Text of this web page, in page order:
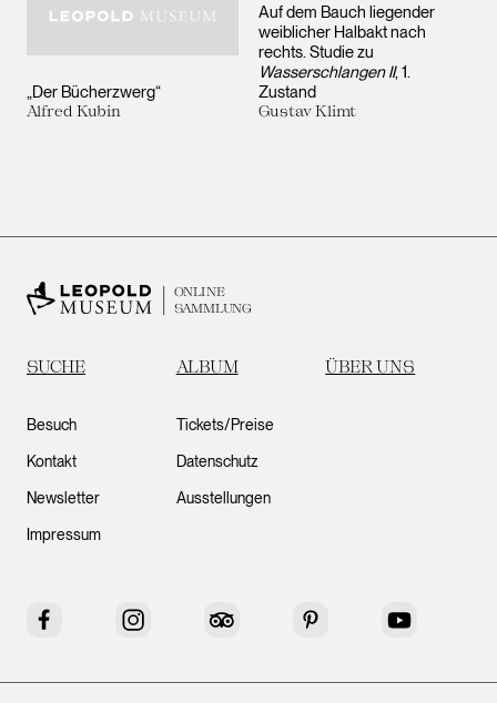
„Der Bücherzwerg“
Alfred Kubin
Auf dem Bauch liegender
weiblicher Halbakt nach
rechts. Studie zu
Wasserschlangen II, 1.
Zustand
Gustav Klimt
ONLINE
SAMMLUNG
SUCHE ALBUM ÜBER UNS
Besuch
Kontakt
Newsletter
Impressum
Tickets/Preise
Datenschutz
Ausstellungen
Facebook Instagram Tripadvisor Pinterest YouTube